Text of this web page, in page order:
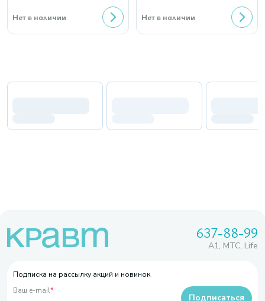
Нет в наличии Нет в наличии
637-88-99
A1, МТС, Life
Подписка на рассылку акций и новинок
Ваш e-mail*
Подписаться